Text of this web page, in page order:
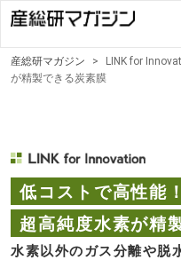
産総研マガジン > LINK for
が精製できる炭素膜
低コストで高性能！
超高純度水素が精
水素以外のガス分離や脱